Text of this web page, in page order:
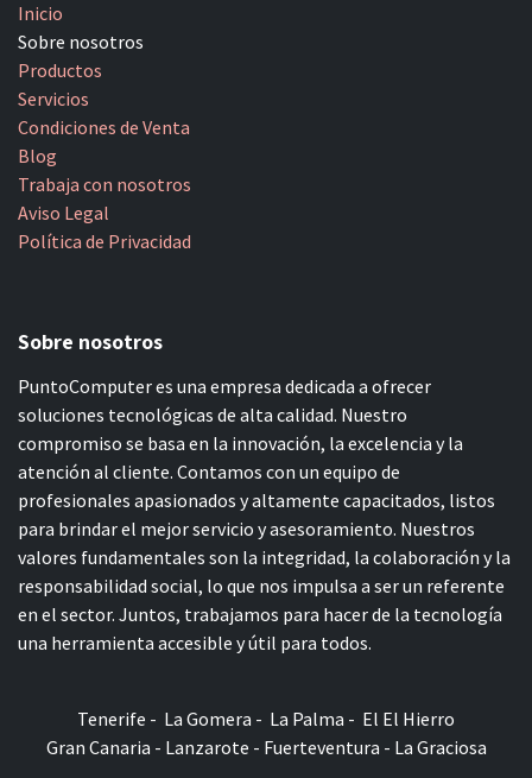
Inicio
Sobre nosotros
Productos
Servicios
Condiciones de Venta
Blog
Trabaja con nosotros
Aviso Legal
Política de Privacidad
Sobre nosotros
PuntoComputer es una empresa dedicada a ofrecer
soluciones tecnológicas de alta calidad. Nuestro
compromiso se basa en la innovación, la excelencia y la
atención al cliente. Contamos con un equipo de
profesionales apasionados y altamente capacitados, listos
para brindar el mejor servicio y asesoramiento. Nuestros
valores fundamentales son la integridad, la colaboración y la
responsabilidad social, lo que nos impulsa a ser un referente
en el sector. Juntos, trabajamos para hacer de la tecnología
una herramienta accesible y útil para todos.
Tenerife - La Gomera - La Palma - El El Hierro
Gran Canaria - Lanzarote - Fuerteventura - La Graciosa